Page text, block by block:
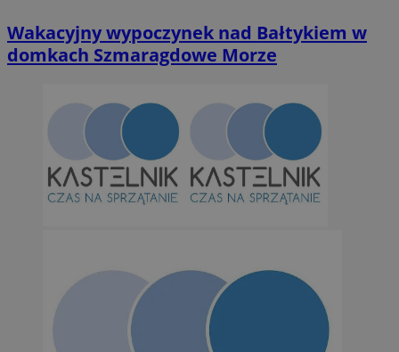
Wakacyjny wypoczynek nad Bałtykiem w
domkach Szmaragdowe Morze